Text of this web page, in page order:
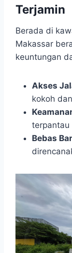
Terjamin
Berada di
Makassar
keuntungan
Akses
kokoh
terpantau
Bebas